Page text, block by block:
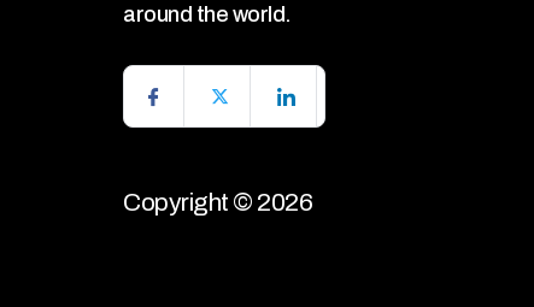
around the world.
Copyright © 2026